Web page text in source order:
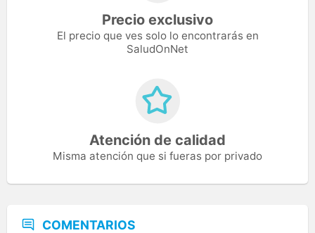
Precio exclusivo
El precio que ves solo lo encontrarás en
SaludOnNet
Atención de calidad
Misma atención que si fueras por privado
COMENTARIOS